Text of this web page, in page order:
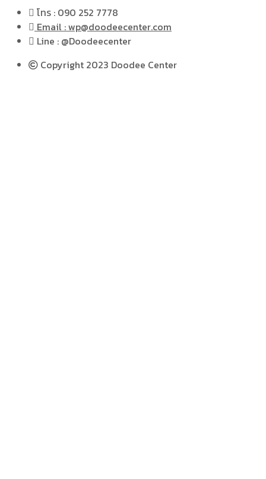
โทร : 090 252 7778
Email : wp@doodeecenter.com
Line : @Doodeecenter
Copyright 2023 Doodee Center